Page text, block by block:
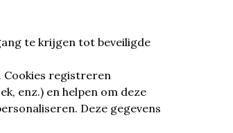
te krijgen tot beveiligde
Cookies registreren
enz.) en helpen om deze
Deze gegevens